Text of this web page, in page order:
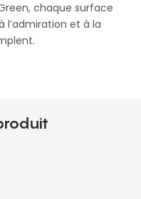
chaque surface
l’admiration et à la